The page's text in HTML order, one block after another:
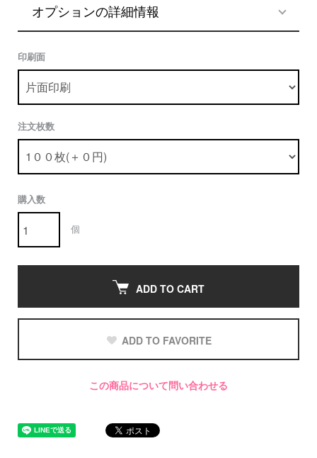
オプションの詳細情報
印刷面
注文枚数
購入数
個
ADD TO CART
ADD TO FAVORITE
この商品について問い合わせる